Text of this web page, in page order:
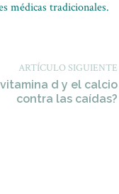
médicas tradicionales.
ARTÍCULO SIGUIENTE
d y el calcio
contra las caídas?